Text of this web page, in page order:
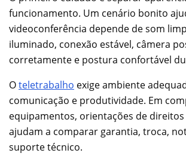
funcionamento. Um cenário bonito
videoconferência depende de som
iluminado, conexão estável, câmera
corretamente e postura confortável
Oteletrabalho exige ambiente
comunicação e produtividade. Em
equipamentos, orientações de
ajudam a comparar garantia, troca,
suporte técnico.